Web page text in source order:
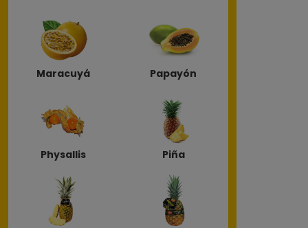
Maracuyá Papayón
Physallis Piña